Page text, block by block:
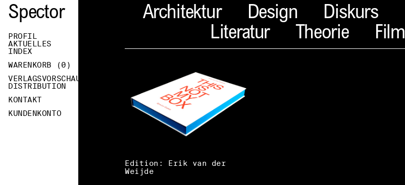
Spector
PROFIL
AKTUELLES
INDEX
WARENKORB (0 )
VERLAGSVORSCHAU
DISTRIBUTION
KONTAKT
KUNDENKONTO
Architektur Design Diskurs
Literatur
Theorie Film
Edition: Erik van der
Weijde